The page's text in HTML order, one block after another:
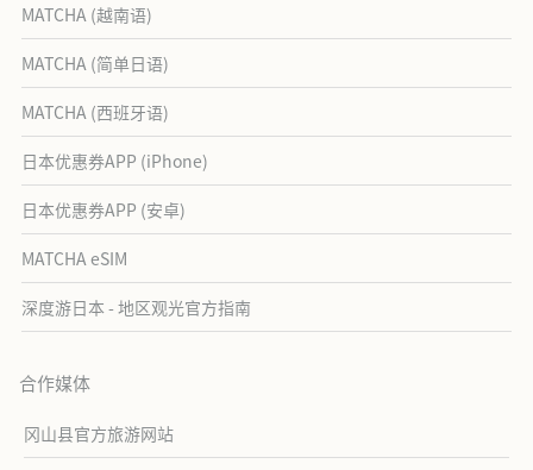
MATCHA (越南语)
MATCHA (简单日语)
MATCHA (西班牙语)
日本优惠券APP (iPhone)
日本优惠券APP (安卓)
MATCHA eSIM
深度游日本 - 地区观光官方指南
合作媒体
冈山县官方旅游网站